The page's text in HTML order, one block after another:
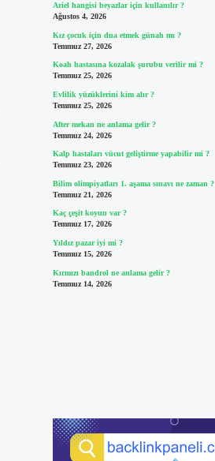
Ariel hangisi beyazlar için kullanılır ?
Ağustos 4, 2026
Kız çocuk için dua etmek günah mı ?
Temmuz 27, 2026
Koah hastasına kozalak şurubu verilir mi ?
Temmuz 25, 2026
Evlilik yüzüklerini kim alır ?
Temmuz 25, 2026
After mekan ne anlama gelir ?
Temmuz 24, 2026
Kalp hastaları vücut geliştirme yapabilir mi ?
Temmuz 23, 2026
Bilim olimpiyatları 1. aşama sınavı ne zaman ?
Temmuz 21, 2026
Kaç çeşit koyun var ?
Temmuz 17, 2026
Yıldız pazar iyi mi ?
Temmuz 15, 2026
Kırmızı bandrol ne anlama gelir ?
Temmuz 14, 2026